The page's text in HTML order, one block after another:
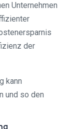
Unternehmen
der
kann
und so den